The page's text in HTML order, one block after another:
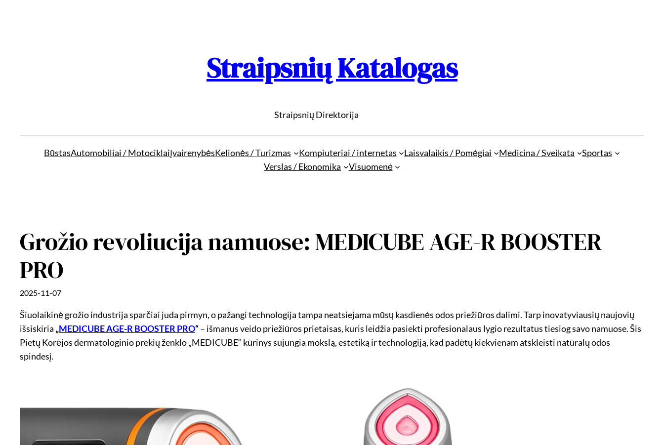
Straipsnių Katalogas
Straipsnių Direktorija
BūstasAutomobiliai / MotociklaiĮvairenybėsKelionės / Turizmas Kompiuteriai / internetas Laisvalaikis / Pomėgiai Medicina / Sveikata
Sportas
Verslas / Ekonomika
Visuomenė
Grožio revoliucija namuose: MEDICUBE AGE-R BOOSTER
PRO
2025-11-07
Šiuolaikinė grožio industrija sparčiai juda pirmyn, o pažangi technologija tampa neatsiejama mūsų kasdienės odos priežiūros dalimi. Tarp inovatyviausių naujovių
išsiskiria „MEDICUBE AGE-R BOOSTER PRO“– išmanus veido priežiūros prietaisas, kuris leidžia pasiekti profesionalaus lygio rezultatus tiesiog savo namuose. Šis
Pietų Korėjos dermatologinio prekių ženklo „MEDICUBE“ kūrinys sujungia mokslą, estetiką ir technologiją, kad padėtų kiekvienam atskleisti natūralų odos
spindesį.